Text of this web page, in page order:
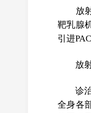
放射
靶乳腺
引进
放射
诊治
全身各